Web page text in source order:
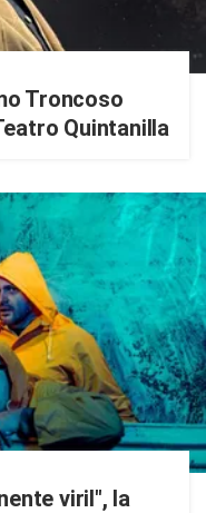
Troncoso
Quintanilla
viril", la